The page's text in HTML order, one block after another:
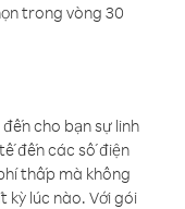
trong vòng 30
cho bạn sự linh
đến các số điện
thấp mà không
kỳ lúc nào. Với gói